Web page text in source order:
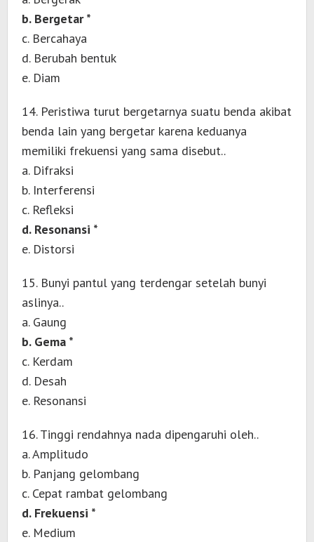
b. Bergetar *
c. Bercahaya
d. Berubah bentuk
e. Diam
14. Peristiwa turut bergetarnya suatu benda akibat
benda lain yang bergetar karena keduanya
memiliki frekuensi yang sama disebut..
a. Difraksi
b. Interferensi
c. Refleksi
d. Resonansi *
e. Distorsi
15. Bunyi pantul yang terdengar setelah bunyi
aslinya..
a. Gaung
b. Gema *
c. Kerdam
d. Desah
e. Resonansi
16. Tinggi rendahnya nada dipengaruhi oleh..
a. Amplitudo
b. Panjang gelombang
c. Cepat rambat gelombang
d. Frekuensi *
e. Medium